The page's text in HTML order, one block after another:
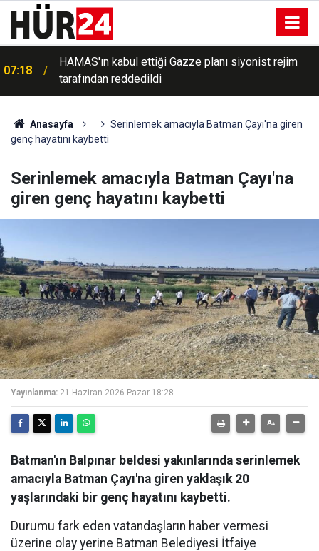
07:18
HAMAS'ın kabul ettiği Gazze planı siyonist rejim
tarafından reddedildi
Anasayfa
Serinlemek amacıyla Batman Çayı'na giren
genç hayatını kaybetti
Serinlemek amacıyla Batman Çayı'na
giren genç hayatını kaybetti
Yayınlanma: 21 Haziran 2026 Pazar 18:28
Batman'ın Balpınar beldesi yakınlarında serinlemek
amacıyla Batman Çayı'na giren yaklaşık 20
yaşlarındaki bir genç hayatını kaybetti.
Durumu fark eden vatandaşların haber vermesi
üzerine olay yerine Batman Belediyesi İtfaiye